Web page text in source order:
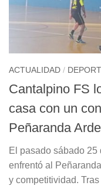
ACTUALIDAD /
Cantalpino FS
casa con un
Peñaranda Arde
El pasado sábado
enfrentó al
y competitividad.